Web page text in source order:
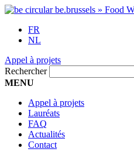
FR
NL
Appel à projets
Rechercher
MENU
Appel à projets
Lauréats
FAQ
Actualités
Contact